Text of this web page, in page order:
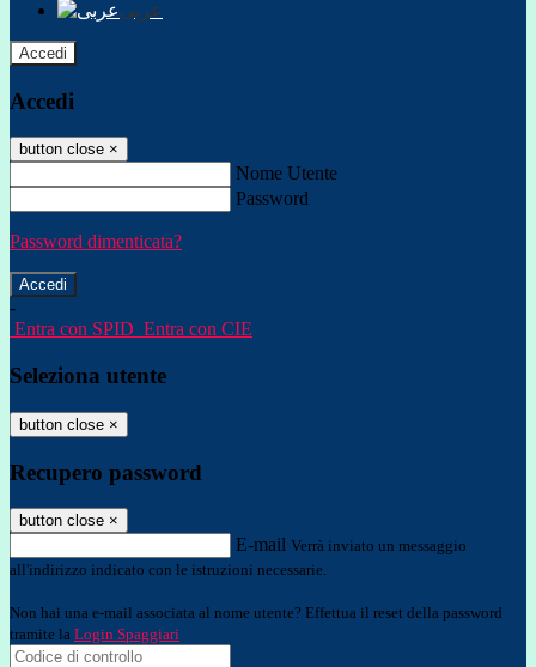
عربى
Accedi
Accedi
button close ×
Nome Utente
Password
Password dimenticata?
-
Entra con SPID Entra con CIE
Seleziona utente
button close ×
Recupero password
button close ×
E-mail Verrà inviato un messaggio
all'indirizzo indicato con le istruzioni necessarie.
Non hai una e-mail associata al nome utente? Effettua il reset della password
tramite la Login Spaggiari